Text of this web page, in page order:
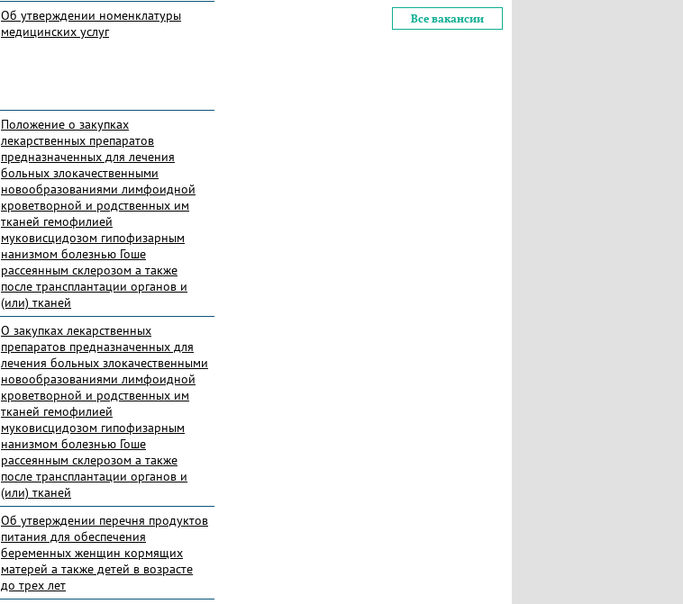
Об утверждении номенклатуры
медицинских услуг
Положение о закупках
лекарственных препаратов
предназначенных для лечения
больных злокачественными
новообразованиями лимфоидной
кроветворной и родственных им
тканей гемофилией
муковисцидозом гипофизарным
нанизмом болезнью Гоше
рассеянным склерозом а также
после трансплантации органов и
(или) тканей
О закупках лекарственных
препаратов предназначенных для
лечения больных злокачественными
новообразованиями лимфоидной
кроветворной и родственных им
тканей гемофилией
муковисцидозом гипофизарным
нанизмом болезнью Гоше
рассеянным склерозом а также
после трансплантации органов и
(или) тканей
Об утверждении перечня продуктов
питания для обеспечения
беременных женщин кормящих
матерей а также детей в возрасте
до трех лет
Все вакансии